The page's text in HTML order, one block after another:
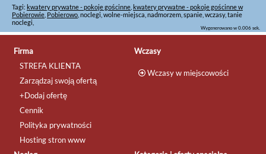
Tagi: kwatery prywatne - pokoje gościnne kwatery prywatne - pokoje gościnne w
Pobierowie Pobierowo , noclegi, wolne-miejsca, nadmorzem, spanie, wczasy, tanie
noclegi,
Wygenerowano w 0.006 sek.
Firma
STREFA KLIENTA
Zarządzaj swoją ofertą
+Dodaj ofertę
Cennik
Polityka prywatności
Hosting stron www
Wczasy
Wczasy w miejscowości